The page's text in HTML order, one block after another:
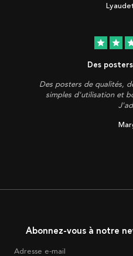
star star
Des
Des posters de qualités,
simples d'utilisation et
Abonnez-vous à notre
Adresse e-mail